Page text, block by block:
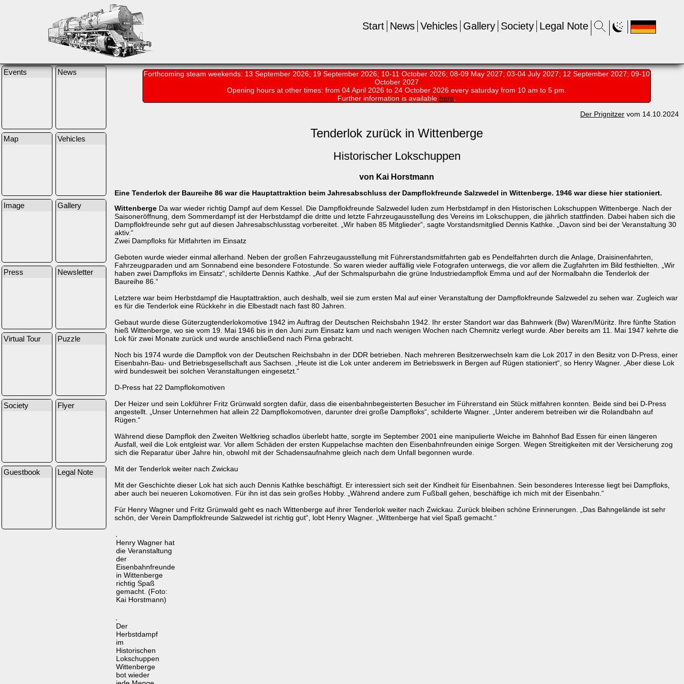
Legal Note
Society
Gallery
Vehicles
News
Start
Events News
Map Vehicles
Image Gallery
Press Newsletter
Virtual Tour Puzzle
Society Flyer
Guestbook Legal Note
Forthcoming steam weekends: 13 September 2026; 19 September 2026; 10-11 October 2026; 08-09 May 2027; 03-04 July 2027; 12 September 2027; 09-10
October 2027
Opening hours at other times: from 04 April 2026 to 24 October 2026 every saturday from 10 am to 5 pm.
Further information is available here.
Der Prignitzer vom 14.10.2024
Tenderlok zurück in Wittenberge
Historischer Lokschuppen
von Kai Horstmann
Eine Tenderlok der Baureihe 86 war die Hauptattraktion beim Jahresabschluss der Dampflokfreunde Salzwedel in Wittenberge. 1946 war diese hier stationiert.
Wittenberge Da war wieder richtig Dampf auf dem Kessel. Die Dampflokfreunde Salzwedel luden zum Herbstdampf in den Historischen Lokschuppen Wittenberge. Nach der
Saisoneröffnung, dem Sommerdampf ist der Herbstdampf die dritte und letzte Fahrzeugausstellung des Vereins im Lokschuppen, die jährlich stattfinden. Dabei haben sich die
Dampflokfreunde sehr gut auf diesen Jahresabschlusstag vorbereitet. „Wir haben 85 Mitglieder“, sagte Vorstandsmitglied Dennis Kathke. „Davon sind bei der Veranstaltung 30
aktiv.“
Zwei Dampfloks für Mitfahrten im Einsatz
Geboten wurde wieder einmal allerhand. Neben der großen Fahrzeugausstellung mit Führerstandsmitfahrten gab es Pendelfahrten durch die Anlage, Draisinenfahrten,
Fahrzeugparaden und am Sonnabend eine besondere Fotostunde. So waren wieder auffällig viele Fotografen unterwegs, die vor allem die Zugfahrten im Bild festhielten. „Wir
haben zwei Dampfloks im Einsatz“, schilderte Dennis Kathke. „Auf der Schmalspurbahn die grüne Industriedampflok Emma und auf der Normalbahn die Tenderlok der
Baureihe 86.“
Letztere war beim Herbstdampf die Hauptattraktion, auch deshalb, weil sie zum ersten Mal auf einer Veranstaltung der Dampflokfreunde Salzwedel zu sehen war. Zugleich war
es für die Tenderlok eine Rückkehr in die Elbestadt nach fast 80 Jahren.
Gebaut wurde diese Güterzugtenderlokomotive 1942 im Auftrag der Deutschen Reichsbahn 1942. Ihr erster Standort war das Bahnwerk (Bw) Waren/Müritz. Ihre fünfte Station
hieß Wittenberge, wo sie vom 19. Mai 1946 bis in den Juni zum Einsatz kam und nach wenigen Wochen nach Chemnitz verlegt wurde. Aber bereits am 11. Mai 1947 kehrte die
Lok für zwei Monate zurück und wurde anschließend nach Pirna gebracht.
Noch bis 1974 wurde die Dampflok von der Deutschen Reichsbahn in der DDR betrieben. Nach mehreren Besitzerwechseln kam die Lok 2017 in den Besitz von D-Press, einer
Eisenbahn-Bau- und Betriebsgesellschaft aus Sachsen. „Heute ist die Lok unter anderem im Betriebswerk in Bergen auf Rügen stationiert“, so Henry Wagner. „Aber diese Lok
wird bundesweit bei solchen Veranstaltungen eingesetzt.“
D-Press hat 22 Dampflokomotiven
Der Heizer und sein Lokführer Fritz Grünwald sorgten dafür, dass die eisenbahnbegeisterten Besucher im Führerstand ein Stück mitfahren konnten. Beide sind bei D-Press
angestellt. „Unser Unternehmen hat allein 22 Dampflokomotiven, darunter drei große Dampfloks“, schilderte Wagner. „Unter anderem betreiben wir die Rolandbahn auf
Rügen.“
Während diese Dampflok den Zweiten Weltkrieg schadlos überlebt hatte, sorgte im September 2001 eine manipulierte Weiche im Bahnhof Bad Essen für einen längeren
Ausfall, weil die Lok entgleist war. Vor allem Schäden der ersten Kuppelachse machten den Eisenbahnfreunden einige Sorgen. Wegen Streitigkeiten mit der Versicherung zog
sich die Reparatur über Jahre hin, obwohl mit der Schadensaufnahme gleich nach dem Unfall begonnen wurde.
Mit der Tenderlok weiter nach Zwickau
Mit der Geschichte dieser Lok hat sich auch Dennis Kathke beschäftigt. Er interessiert sich seit der Kindheit für Eisenbahnen. Sein besonderes Interesse liegt bei Dampfloks,
aber auch bei neueren Lokomotiven. Für ihn ist das sein großes Hobby. „Während andere zum Fußball gehen, beschäftige ich mich mit der Eisenbahn.“
Für Henry Wagner und Fritz Grünwald geht es nach Wittenberge auf ihrer Tenderlok weiter nach Zwickau. Zurück bleiben schöne Erinnerungen. „Das Bahngelände ist sehr
schön, der Verein Dampflokfreunde Salzwedel ist richtig gut“, lobt Henry Wagner. „Wittenberge hat viel Spaß gemacht.“
Henry Wagner hat
die Veranstaltung
der
Eisenbahnfreunde
in Wittenberge
richtig Spaß
gemacht. (Foto:
Kai Horstmann)
Der
Herbstdampf
im
Historischen
Lokschuppen
Wittenberge
bot wieder